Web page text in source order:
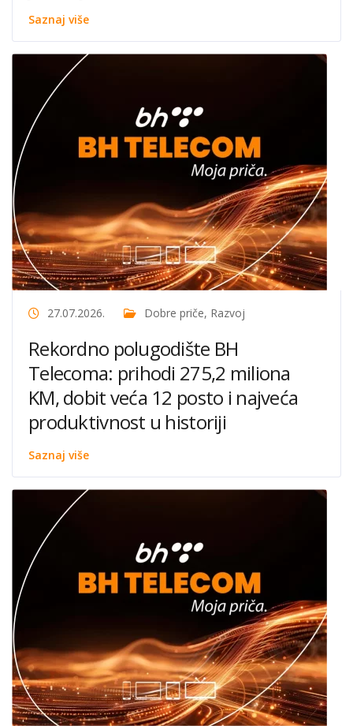
Saznaj više
27.07.2026. Dobre priče, Razvoj
Rekordno polugodište BH
Telecoma: prihodi 275,2 miliona
KM, dobit veća 12 posto i najveća
produktivnost u historiji
Saznaj više